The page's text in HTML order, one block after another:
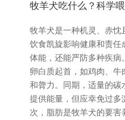
牧羊犬吃什么？科学
牧羊犬是一种机灵、赤忱
饮食凯旋影响健康和责
体能，还能严防多种疾病
卵白质起首，如鸡肉、
和膂力。同期，适量的
提供能量，但应幸免过
次，脂肪是牧羊犬的要